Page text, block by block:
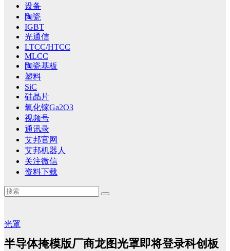
设备
陶瓷
IGBT
光通信
LTCC/HTCC
MLCC
陶瓷基板
塑料
SiC
硅晶片
氧化镓Ga2O3
视频号
通讯录
艾邦官网
艾邦机器人
关注微信
资料下载
光罩
半导体掩模版厂商龙图光罩即将登录科创板